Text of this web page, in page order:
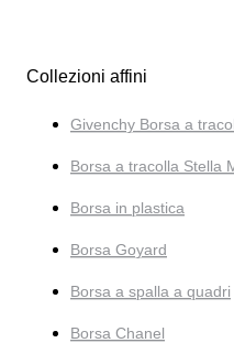
Collezioni affini
Givenchy Borsa a
Borsa a tracolla Stella
Borsa in plastica
Borsa Goyard
Borsa a spalla a quadri
Borsa Chanel